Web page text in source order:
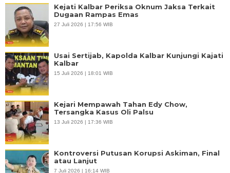
Kejati Kalbar Periksa Oknum Jaksa Terkait
Dugaan Rampas Emas
27 Juli 2026 | 17:56 WIB
Usai Sertijab, Kapolda Kalbar Kunjungi Kajati
Kalbar
15 Juli 2026 | 18:01 WIB
Kejari Mempawah Tahan Edy Chow,
Tersangka Kasus Oli Palsu
13 Juli 2026 | 17:36 WIB
Kontroversi Putusan Korupsi Askiman, Final
atau Lanjut
7 Juli 2026 | 16:14 WIB